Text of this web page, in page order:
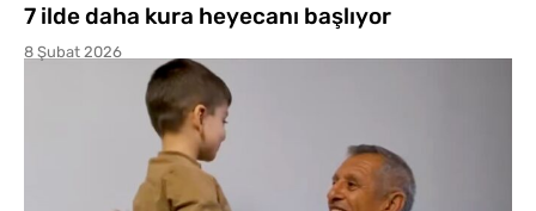
7 ilde daha kura heyecanı başlıyor
8 Şubat 2026